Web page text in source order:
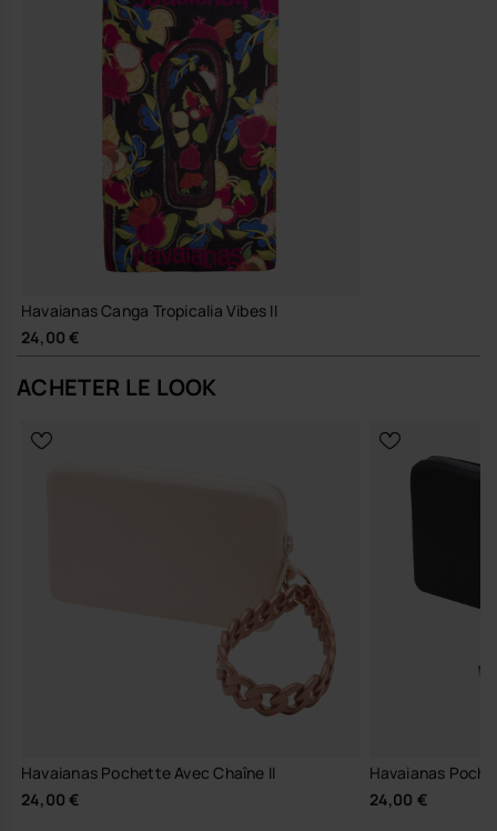
Engagement et durabilité
Conçu pour accompagner plusieurs saisons d’été, avec une
attention portée à la tenue des couleurs, à la résistance du
tissu et à une fabrication pensée pour durer.
Un paréo à ajouter à ta routine estivale, chaque fois que tu veux
retrouver la légèreté d’une pièce bien pensée.
Achète en ligne sur www.havaianas-store.com, la boutique officielle
Havaianas en France, et fais passer ton style au niveau supérieur.
Havaianas Canga Tropicalia Vibes II
24,00 €
ACHETER LE LOOK
Havaianas Pochette Avec Chaîne II
24,00 €
Havaianas
24,00 €